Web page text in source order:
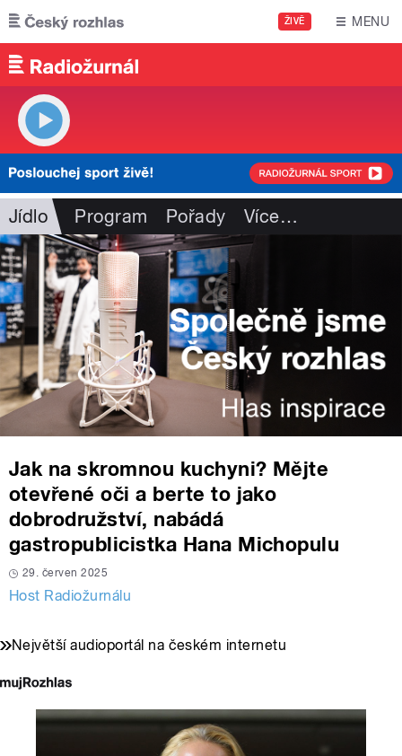
Přejít k hlavnímu obsahu
ŽIVĚ MENU
Jídlo Program Pořady Více…
Jak na skromnou kuchyni? Mějte
otevřené oči a berte to jako
dobrodružství, nabádá
gastropublicistka Hana Michopulu
29. červen 2025
Host Radiožurnálu
Největší audioportál na českém internetu